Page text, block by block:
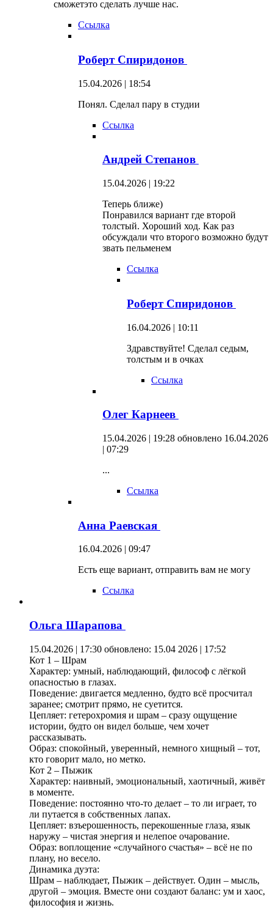
сможетэто сделать лучше нас.
Ссылка
Роберт Спиридонов
15.04.2026 | 18:54
Понял. Сделал пару в студии
Ссылка
Андрей Степанов
15.04.2026 | 19:22
Теперь ближе)
Понравился вариант где второй
толстый. Хороший ход. Как раз
обсуждали что второго возможно будут
звать пельменем
Ссылка
Роберт Спиридонов
16.04.2026 | 10:11
Здравствуйте! Сделал седым,
толстым и в очках
Ссылка
Олег Карнеев
15.04.2026 | 19:28 обновлено 16.04.2026
| 07:29
...
Ссылка
Анна Раевская
16.04.2026 | 09:47
Есть еще вариант, отправить вам не могу
Ссылка
Ольга Шарапова
15.04.2026 | 17:30 обновлено: 15.04 2026 | 17:52
Кот 1 – Шрам
Характер: умный, наблюдающий, философ с лёгкой
опасностью в глазах.
Поведение: двигается медленно, будто всё просчитал
заранее; смотрит прямо, не суетится.
Цепляет: гетерохромия и шрам – сразу ощущение
истории, будто он видел больше, чем хочет
рассказывать.
Образ: спокойный, уверенный, немного хищный – тот,
кто говорит мало, но метко.
Кот 2 – Пыжик
Характер: наивный, эмоциональный, хаотичный, живёт
в моменте.
Поведение: постоянно что-то делает – то ли играет, то
ли путается в собственных лапах.
Цепляет: взъерошенность, перекошенные глаза, язык
наружу – чистая энергия и нелепое очарование.
Образ: воплощение «случайного счастья» – всё не по
плану, но весело.
Динамика дуэта:
Шрам – наблюдает, Пыжик – действует. Один – мысль,
другой – эмоция. Вместе они создают баланс: ум и хаос,
философия и жизнь.